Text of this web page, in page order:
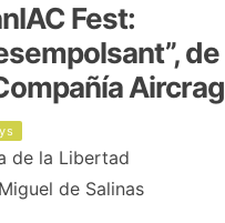
Fest:
de
Aircrag
de la Libertad
de Salinas